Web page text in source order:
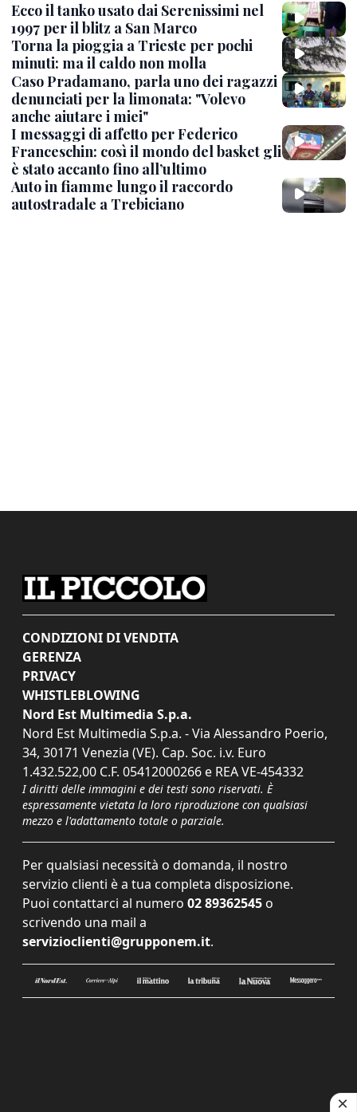
Ecco il tanko usato dai Serenissimi nel
1997 per il blitz a San Marco
Torna la pioggia a Trieste per pochi
minuti: ma il caldo non molla
Caso Pradamano, parla uno dei ragazzi
denunciati per la limonata: "Volevo
anche aiutare i miei"
I messaggi di affetto per Federico
Franceschin: così il mondo del basket gli
è stato accanto fino all’ultimo
Auto in fiamme lungo il raccordo
autostradale a Trebiciano
CONDIZIONI DI VENDITA
GERENZA
PRIVACY
WHISTLEBLOWING
Nord Est Multimedia S.p.a.
Nord Est Multimedia S.p.a. - Via Alessandro Poerio,
34, 30171 Venezia (VE). Cap. Soc. i.v. Euro
1.432.522,00 C.F. 05412000266 e REA VE-454332
I diritti delle immagini e dei testi sono riservati. È
espressamente vietata la loro riproduzione con qualsiasi
mezzo e l'adattamento totale o parziale.
Per qualsiasi necessità o domanda, il nostro
servizio clienti è a tua completa disposizione.
Puoi contattarci al numero 02 89362545 o
scrivendo una mail a
servizioclienti@grupponem.it.